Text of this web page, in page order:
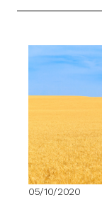
05/10/2020